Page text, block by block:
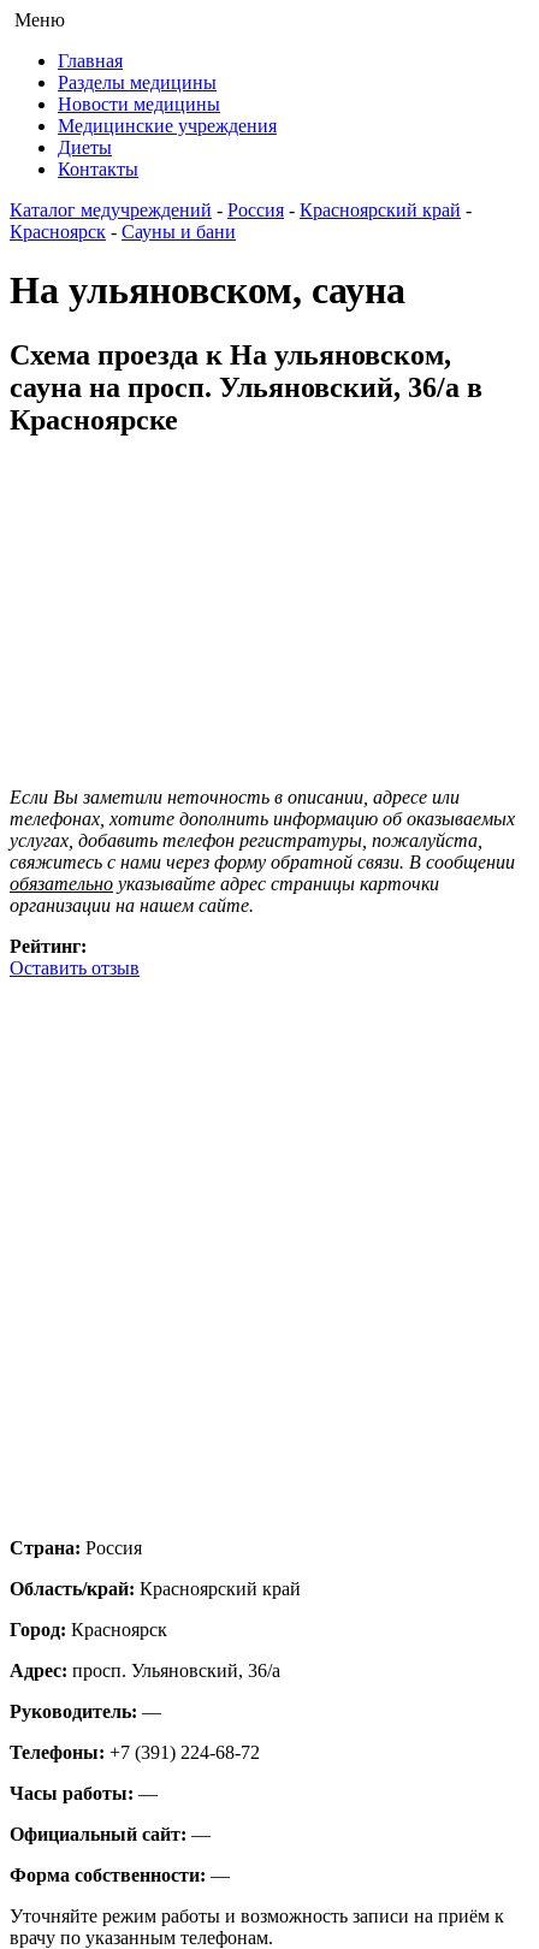
Меню
Главная
Разделы медицины
Новости медицины
Медицинские учреждения
Диеты
Контакты
Каталог медучреждений - Россия - Красноярский край -
Красноярск - Сауны и бани
На ульяновском, сауна
Схема проезда к На ульяновском,
сауна на просп. Ульяновский, 36/а в
Красноярске
Если Вы заметили неточность в описании, адресе или
телефонах, хотите дополнить информацию об оказываемых
услугах, добавить телефон регистратуры, пожалуйста,
свяжитесь с нами через форму обратной связи. В сообщении
обязательно указывайте адрес страницы карточки
организации на нашем сайте.
Рейтинг:
Оставить отзыв
Страна: Россия
Область/край: Красноярский край
Город: Красноярск
Адрес: просп. Ульяновский, 36/а
Руководитель: —
Телефоны: +7 (391) 224-68-72
Часы работы: —
Официальный сайт: —
Форма собственности: —
Уточняйте режим работы и возможность записи на приём к
врачу по указанным телефонам.